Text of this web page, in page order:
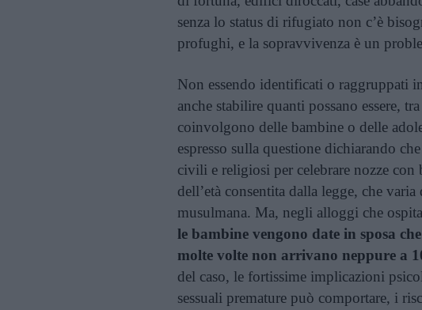
senza lo status di rifugiato non c’è
profughi, e la sopravvivenza è un
Non essendo identificati o raggruppati
anche stabilire quanti possano essere,
coinvolgono delle bambine o delle
espresso sulla questione dichiarando
civili e religiosi per celebrare nozze con
dell’età consentita dalla legge, che
musulmana. Ma, negli alloggi che
le bambine vengono date in sposa
molte volte non arrivano neppure a
del caso, le fortissime implicazioni
sessuali premature può comportare, i